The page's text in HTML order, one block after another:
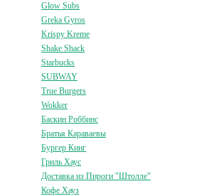
Glow Subs
Greka Gyros
Krispy Kreme
Shake Shack
Starbucks
SUBWAY
True Burgers
Wokker
Баскин Роббинс
Братья Караваевы
Бургер Кинг
Гриль Хаус
Доставка из Пироги "Штолле"
Кофе Хауз